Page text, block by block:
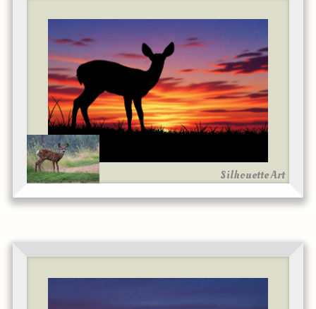
Silhouette Art